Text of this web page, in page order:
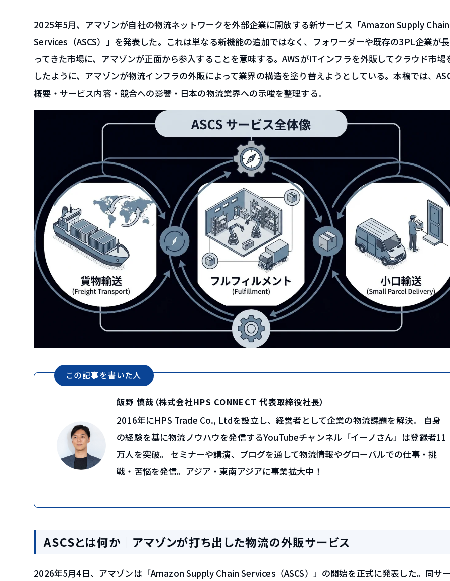
2025年5月、アマゾンが自社の物流ネットワークを外部企業に開放する新サービス「Amazon Supply Chain
Services（ASCS）」を発表した。これは単なる新機能の追加ではなく、フォワーダーや既存の3PL企業が
ってきた市場に、アマゾンが正面から参入することを意味する。AWSがITインフラを外販してクラウド市場
したように、アマゾンが物流インフラの外販によって業界の構造を塗り替えようとしている。本稿では、
概要・サービス内容・競合への影響・日本の物流業界への示唆を整理する。
この記事を書いた人
飯野 慎哉（株式会社HPS CONNECT 代表取締役社長）
2016年にHPS Trade Co., Ltdを設立し、経営者として企業の物流課題を解決。 自身
の経験を基に物流ノウハウを発信するYouTubeチャンネル「イーノさん」は登録者11
万人を突破。 セミナーや講演、ブログを通して物流情報やグローバルでの仕事・挑
戦・苦悩を発信。アジア・東南アジアに事業拡大中！
ASCSとは何か｜アマゾンが打ち出した物流の外販サービス
2026年5月4日、アマゾンは「Amazon Supply Chain Services（ASCS）」の開始を正式に発表した。同サ